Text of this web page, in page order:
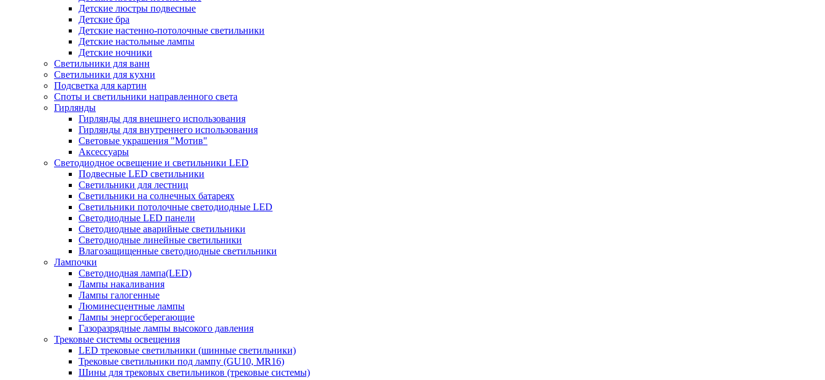
Детские люстры подвесные
Детские бра
Детские настенно-потолочные светильники
Детские настольные лампы
Детские ночники
Светильники для ванн
Светильники для кухни
Подсветка для картин
Споты и светильники направленного света
Гирлянды
Гирлянды для внешнего использования
Гирлянды для внутреннего использования
Световые украшения "Мотив"
Аксессуары
Светодиодное освещение и светильники LED
Подвесные LED светильники
Светильники для лестниц
Светильники на солнечных батареях
Светильники потолочные светодиодные LED
Светодиодные LED панели
Светодиодные аварийные светильники
Светодиодные линейные светильники
Влагозащищенные светодиодные светильники
Лампочки
Светодиодная лампа(LED)
Лампы накаливания
Лампы галогенные
Люминесцентные лампы
Лампы энергосберегающие
Газоразрядные лампы высокого давления
Трековые системы освещения
LED трековые светильники (шинные светильники)
Трековые светильники под лампу (GU10, MR16)
Шины для трековых светильников (трековые системы)